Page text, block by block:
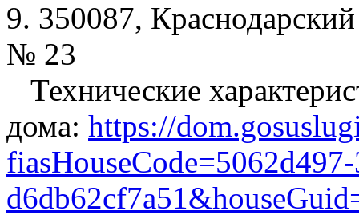
9. 350087,
№ 23
Технические
дома: https://